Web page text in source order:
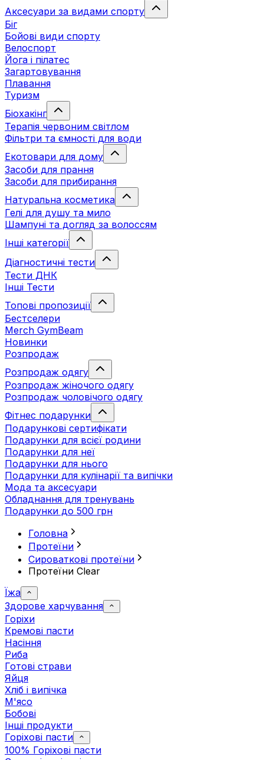
Аксесуари за видами спорту
Біг
Бойові види спорту
Велоспорт
Йога і пілатес
Загартовування
Плавання
Туризм
Біохакінг
Терапія червоним світлом
Фільтри та ємності для води
Екотовари для дому
Засоби для прання
Засоби для прибирання
Натуральна косметика
Гелі для душу та мило
Шампуні та догляд за волоссям
Інші категорії
Діагностичні тести
Тести ДНК
Інші Тести
Топові пропозиції
Бестселери
Merch GymBeam
Новинки
Розпродаж
Розпродаж одягу
Розпродаж жіночого одягу
Розпродаж чоловічого одягу
Фітнес подарунки
Подарункові сертифікати
Подарунки для всієї родини
Подарунки для неї
Подарунки для нього
Подарунки для кулінарії та випічки
Мода та аксесуари
Обладнання для тренувань
Подарунки до 500 грн
Головна
Протеїни
Сироваткові протеїни
Протеїни Clear
Їжа
Здорове харчування
Горіхи
Кремові пасти
Насіння
Риба
Готові страви
Яйця
Хліб і випічка
М'ясо
Бобові
Інші продукти
Горіхові пасти
100% Горіхові пасти